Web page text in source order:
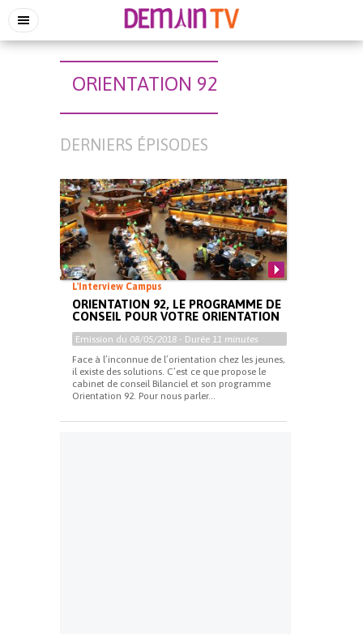
ORIENTATION 92
DERNIERS ÉPISODES
L'Interview Campus
ORIENTATION 92, LE PROGRAMME DE
CONSEIL POUR VOTRE ORIENTATION
Emission du 08/05/2018 - Durée 11 minutes
Face à l’inconnue de l’orientation chez les jeunes,
il existe des solutions. C’est ce que propose le
cabinet de conseil Bilanciel et son programme
Orientation 92. Pour nous parler...